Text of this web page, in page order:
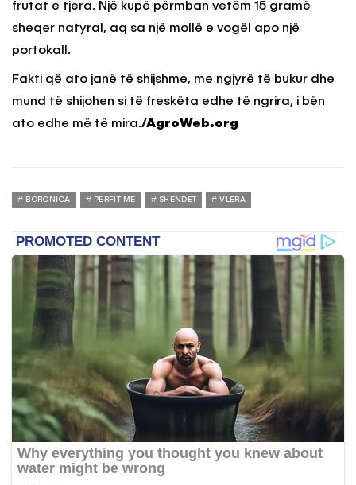
frutat e tjera. Një kupë përmban vetëm 15 gramë
sheqer natyral, aq sa një mollë e vogël apo një
portokall.
Fakti që ato janë të shijshme, me ngjyrë të bukur dhe
mund të shijohen si të freskëta edhe të ngrira, i bën
ato edhe më të mira./AgroWeb.org
BORONICA PERFITIME SHENDET VLERA